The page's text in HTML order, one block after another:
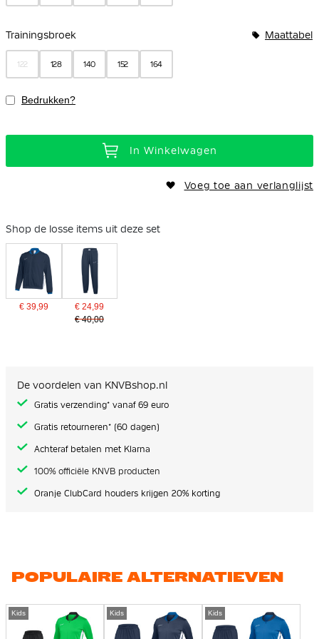
Trainingsbroek Maattabel
122 128 140 152 164
Bedrukken?
In Winkelwagen
Voeg toe aan verlanglijst
Shop de losse items uit deze set
€ 39,99
€ 24,99
€ 40,00
De voordelen van KNVBshop.nl
Gratis verzending* vanaf 69 euro
Gratis retourneren* (60 dagen)
Achteraf betalen met Klarna
100% officiële KNVB producten
Oranje ClubCard houders krijgen 20% korting
POPULAIRE ALTERNATIEVEN
Kids Kids Kids